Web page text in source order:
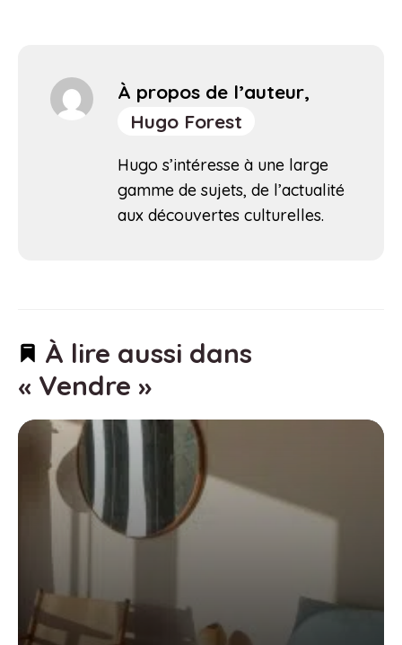
À propos de l’auteur,
Hugo Forest
Hugo s’intéresse à une large
gamme de sujets, de l’actualité
aux découvertes culturelles.
À lire aussi dans
« Vendre »